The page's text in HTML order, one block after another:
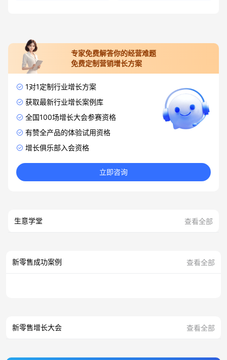
专家免费解答你的经营难题
免费定制营销增长方案
1对1定制行业增长方案
获取最新行业增长案例库
全国100场增长大会参赛资格
有赞全产品的体验试用资格
增长俱乐部入会资格
立即咨询
生意学堂 查看全部
新零售成功案例 查看全部
新零售增长大会 查看全部